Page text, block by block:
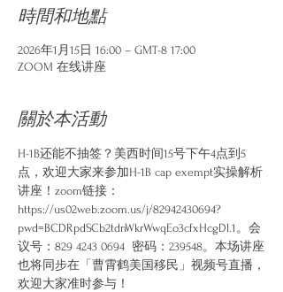
時間和地點
2026年1月15日 16:00 – GMT-8 17:00
ZOOM 在线讲座
關於本活動
H-1B还能不抽签？美西时间15号下午4点到5
点，欢迎大家来参加H-1B cap exempt实操解析
讲座！zoom链接：
https://us02web.zoom.us/j/82942430694?
pwd=BCDRpdSCb2tdnWkrWwqEo3cfxHcgDl.1。会
议号：829 4243 0694  密码：239548。本场讲座
也将同步在「曹霄鹤美国移民」视频号直播，
欢迎大家准时参与！